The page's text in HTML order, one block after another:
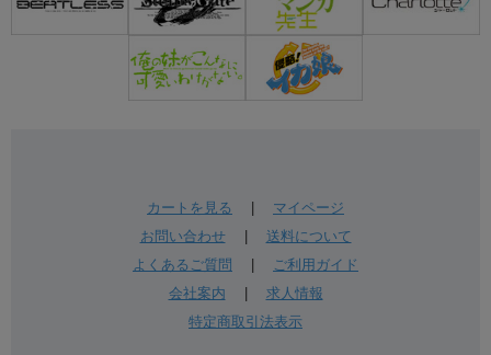
カートを見る
マイページ
お問い合わせ| 送料について
よくあるご質問
ご利用ガイド
会社案内
求人情報
特定商取引法表示